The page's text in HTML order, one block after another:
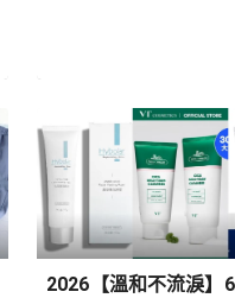
2026【溫和不流淚】